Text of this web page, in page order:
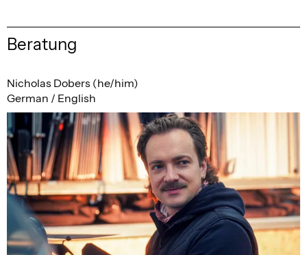
Beratung
Nicholas Dobers (he/him)
German / English